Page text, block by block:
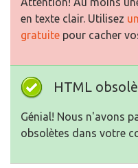
en texte clair. Utilisez
gratuite pour cacher
HTML
Génial! Nous n'avons
obsolètes dans votre